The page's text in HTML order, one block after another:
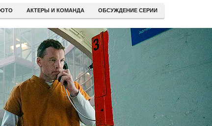
АКТЕРЫ И КОМАНДА ОБСУЖДЕНИЕ СЕРИИ